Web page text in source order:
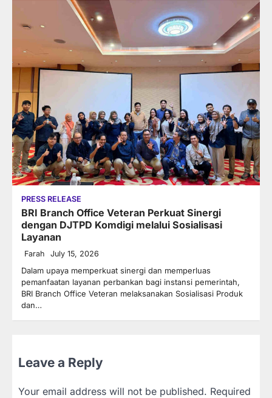
PRESS RELEASE
BRI Branch Office Veteran Perkuat Sinergi
dengan DJTPD Komdigi melalui Sosialisasi
Layanan
Farah July 15, 2026
Dalam upaya memperkuat sinergi dan memperluas
pemanfaatan layanan perbankan bagi instansi pemerintah,
BRI Branch Office Veteran melaksanakan Sosialisasi Produk
dan…
Leave a Reply
Your email address will not be published. Required